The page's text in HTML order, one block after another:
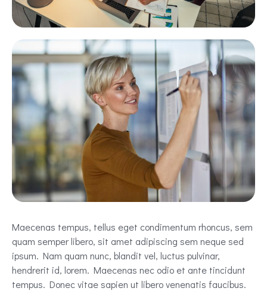
Maecenas tempus, tellus eget condimentum rhoncus, sem
quam semper libero, sit amet adipiscing sem neque sed
ipsum. Nam quam nunc, blandit vel, luctus pulvinar,
hendrerit id, lorem. Maecenas nec odio et ante tincidunt
tempus. Donec vitae sapien ut libero venenatis faucibus.